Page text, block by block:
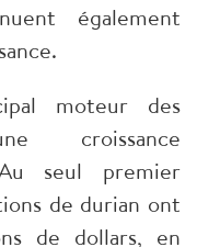
également
moteur des
croissance
seul premier
de durian ont
de dollars, en